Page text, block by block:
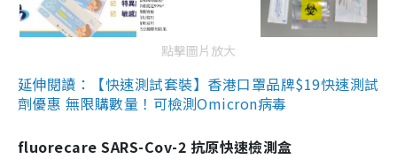
點擊圖片放大
延伸閱讀：【快速測試套裝】香港口罩品牌$19快速測試
劑優惠 無限購數量！可檢測Omicron病毒
fluorecare SARS-Cov-2 抗原快速檢測盒